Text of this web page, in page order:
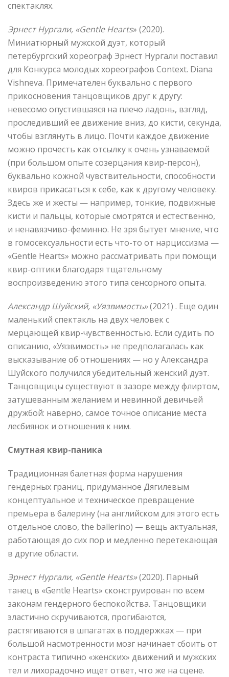
спектаклях.
Эрнест Нургали, «Gentle Hearts» (2020).
Миниатюрный мужской дуэт, который
петербургский хореограф Эрнест Нургали поставил
для Конкурса молодых хореографов Context. Diana
Vishneva. Примечателен буквально с первого
прикосновения танцовщиков друг к другу:
невесомо опустившаяся на плечо ладонь, взгляд,
проследивший ее движение вниз, до кисти, секунда,
чтобы взглянуть в лицо. Почти каждое движение
можно прочесть как отсылку к очень узнаваемой
(при большом опыте созерцания квир-персон),
буквально кожной чувствительности, способности
квиров прикасаться к себе, как к другому человеку.
Здесь же и жесты — например, тонкие, подвижные
кисти и пальцы, которые смотрятся и естественно,
и ненавязчиво-феминно. Не зря бытует мнение, что
в гомосексуальности есть что-то от нарциссизма —
«Gentle Hearts» можно рассматривать при помощи
квир-оптики благодаря тщательному
воспроизведению этого типа сенсорного опыта.
Александр Шуйский, «Уязвимость»(2021) . Еще один
маленький спектакль на двух человек с
мерцающей квир-чувственностью. Если судить по
описанию, «Уязвимость» не предполагалась как
высказывание об отношениях — но у Александра
Шуйского получился убедительный женский дуэт.
Танцовщицы существуют в зазоре между флиртом,
затушеванным желанием и невинной девичьей
дружбой: наверно, самое точное описание места
лесбиянок и отношения к ним.
Смутная квир-паника
Традиционная балетная форма нарушения
гендерных границ, придуманное Дягилевым
концептуальное и техническое превращение
премьера в балерину (на английском для этого есть
отдельное слово, the ballerino) — вещь актуальная,
работающая до сих пор и медленно перетекающая
в другие области.
Эрнест Нургали, «Gentle Hearts»(2020). Парный
танец в «Gentle Hearts» сконструирован по всем
законам гендерного беспокойства. Танцовщики
эластично скручиваются, прогибаются,
растягиваются в шпагатах в поддержках — при
большой насмотренности мозг начинает сбоить от
контраста типично «женских» движений и мужских
тел и лихорадочно ищет ответ, что же на сцене.